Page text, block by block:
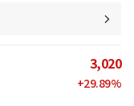
3,020
+29.89%